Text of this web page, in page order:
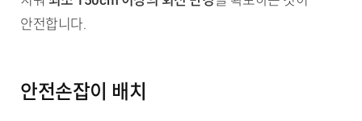
안전합니다.
안전손잡이 배치